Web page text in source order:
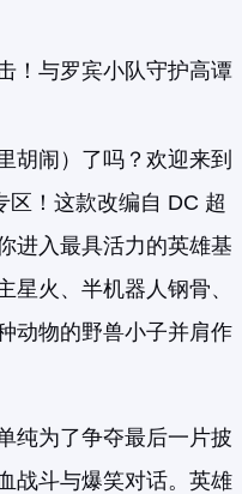
！与罗宾小队守护高谭
胡闹）了吗？欢迎来到
区！这款改编自 DC 超
进入最具活力的英雄基
星火、半机器人钢骨、
动物的野兽小子并肩作
纯为了争夺最后一片披
战斗与爆笑对话。英雄